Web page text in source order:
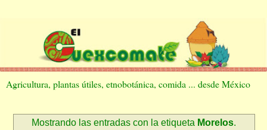
Agricultura, plantas útiles, etnobotánica, comida ... desde México
Mostrando las entradas con la etiqueta Morelos.